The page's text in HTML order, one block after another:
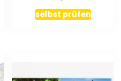
selbst prüfen